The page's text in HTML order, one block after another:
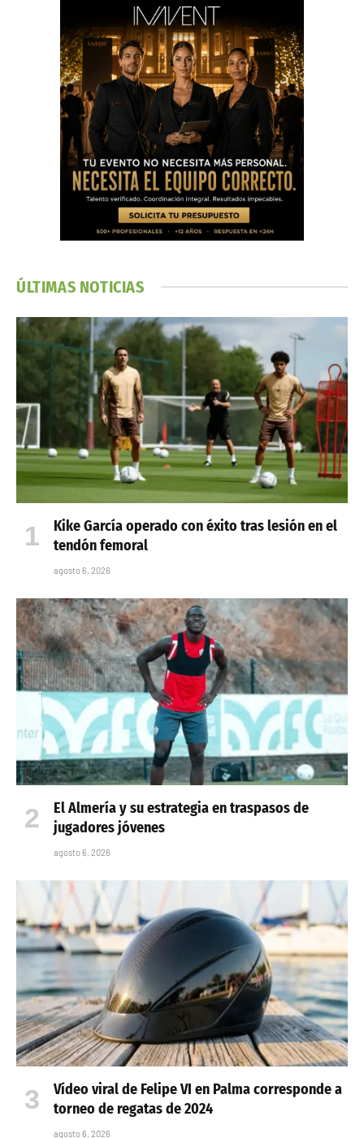
ÚLTIMAS NOTICIAS
Kike García operado con éxito tras lesión en el
tendón femoral
agosto 6, 2026
El Almería y su estrategia en traspasos de
jugadores jóvenes
agosto 6, 2026
Vídeo viral de Felipe VI en Palma corresponde a
torneo de regatas de 2024
agosto 6, 2026